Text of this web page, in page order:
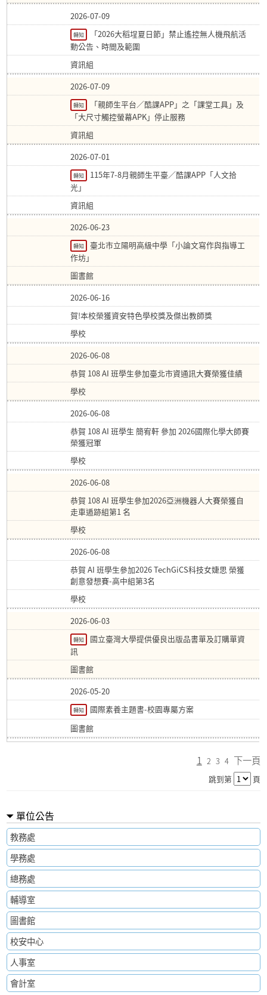
2026-07-09
轉知
「2026大稻埕夏日節」禁止遙控無人機飛航活
動公告、時間及範圍
資訊組
2026-07-09
轉知
「親師生平台／酷課APP」之「課堂工具」及
「大尺寸觸控螢幕APK」停止服務
資訊組
2026-07-01
轉知
115年7-8月親師生平臺／酷課APP「人文拾
光」
資訊組
2026-06-23
轉知
臺北市立陽明高級中學「小論文寫作與指導工
作坊」
圖書館
2026-06-16
賀!本校榮獲資安特色學校獎及傑出教師獎
學校
2026-06-08
恭賀 108 AI 班學生參加臺北市資通訊大賽榮獲佳績
學校
2026-06-08
恭賀 108 AI 班學生 簡宥軒 參加 2026國際化學大師賽
榮獲冠軍
學校
2026-06-08
恭賀 108 AI 班學生參加2026亞洲機器人大賽榮獲自
走車遁跡組第1 名
學校
2026-06-08
恭賀 AI 班學生參加2026 TechGiCS科技女婕思 榮獲
創意發想賽-高中組第3名
學校
2026-06-03
轉知
國立臺灣大學提供優良出版品書單及訂購單資
訊
圖書館
2026-05-20
轉知
國際素養主題書-校園專屬方案
圖書館
1 2 3 4 下一頁
跳到第 頁
單位公告
教務處
學務處
總務處
輔導室
圖書館
校安中心
人事室
會計室